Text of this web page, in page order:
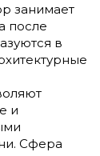
занимает
после
в
и
Сфера